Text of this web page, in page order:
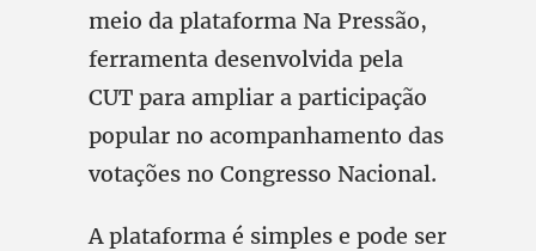
meio da plataforma Na Pressão,
ferramenta desenvolvida pela
CUT para ampliar a participação
popular no acompanhamento das
votações no Congresso Nacional.
A plataforma é simples e pode ser